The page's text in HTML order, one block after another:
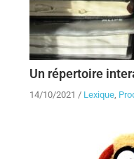
Un répertoire
14/10/2021 / Lexique,